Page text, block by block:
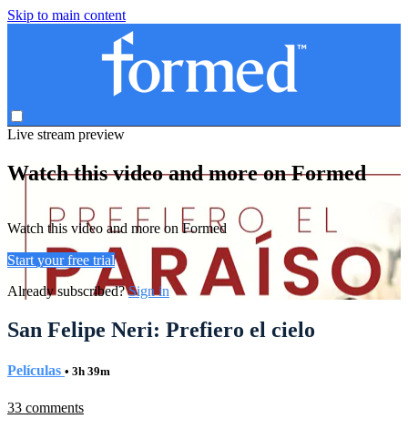
Skip to main content
Live stream preview
Watch this video and more on Formed
Watch this video and more on Formed
Start your free trial
Already subscribed?Sign in
San Felipe Neri: Prefiero el cielo
Películas • 3h 39m
33 comments